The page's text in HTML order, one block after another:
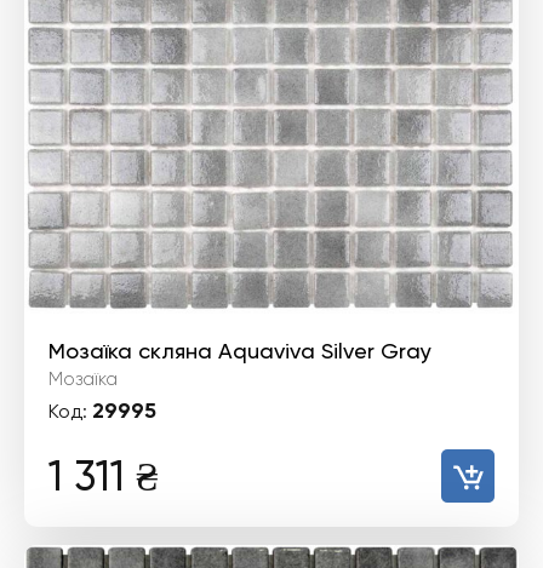
Мозаїка скляна Aquaviva Silver Gray
Мозаїка
Код: 29995
1 311 ₴